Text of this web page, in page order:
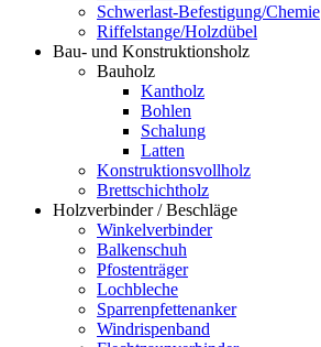
Schwerlast-Befestigung/Chemie
Riffelstange/Holzdübel
Bau- und Konstruktionsholz
Bauholz
Kantholz
Bohlen
Schalung
Latten
Konstruktionsvollholz
Brettschichtholz
Holzverbinder / Beschläge
Winkelverbinder
Balkenschuh
Pfostenträger
Lochbleche
Sparrenpfettenanker
Windrispenband